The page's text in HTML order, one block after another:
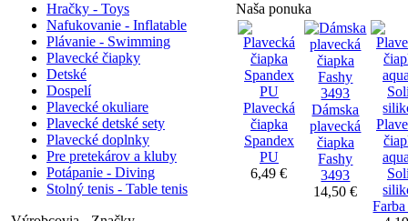
Hračky - Toys
Nafukovanie - Inflatable
Plávanie - Swimming
Plavecké čiapky
Detské
Dospelí
Plavecké okuliare
Plavecké detské sety
Plavecké doplnky
Pre pretekárov a kluby
Potápanie - Diving
Stolný tenis - Table tenis
Naša ponuka
Plavecká
čiapka
Spandex
PU
6,49 €
Dámska
plavecká
čiapka
Fashy
3493
14,50 €